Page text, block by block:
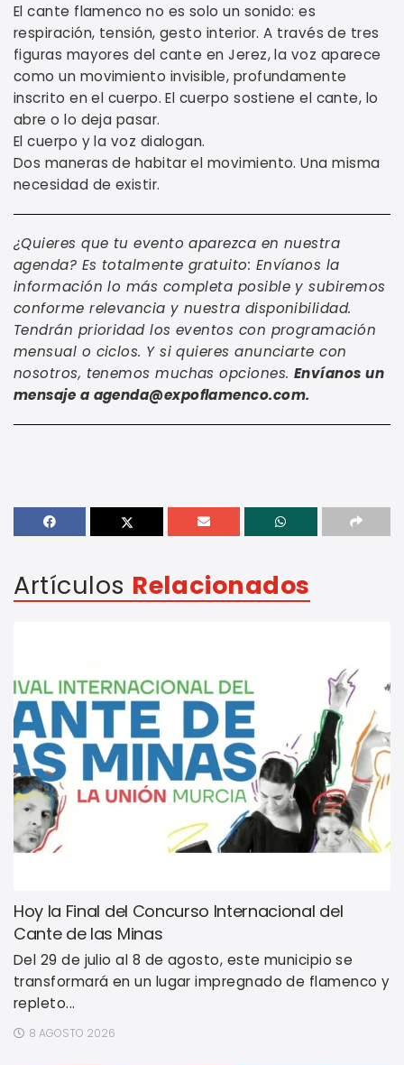
El cante flamenco no es solo un sonido: es
respiración, tensión, gesto interior. A través de tres
figuras mayores del cante en Jerez, la voz aparece
como un movimiento invisible, profundamente
inscrito en el cuerpo. El cuerpo sostiene el cante, lo
abre o lo deja pasar.
El cuerpo y la voz dialogan.
Dos maneras de habitar el movimiento. Una misma
necesidad de existir.
¿Quieres que tu evento aparezca en nuestra
agenda? Es totalmente gratuito: Envíanos la
información lo más completa posible y subiremos
conforme relevancia y nuestra disponibilidad.
Tendrán prioridad los eventos con programación
mensual o ciclos. Y si quieres anunciarte con
nosotros, tenemos muchas opciones. Envíanos un
mensaje a agenda@expoflamenco.com.
Artículos Relacionados
Hoy la Final del Concurso Internacional del
Cante de las Minas
Del 29 de julio al 8 de agosto, este municipio se
transformará en un lugar impregnado de flamenco y
repleto...
8 AGOSTO 2026